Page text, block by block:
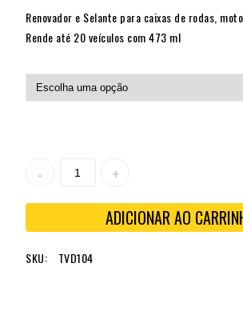
Renovador e Selante para caixas de rodas,
Rende até 20 veículos com 473 ml
ADICIONAR AO
SKU: TVD104